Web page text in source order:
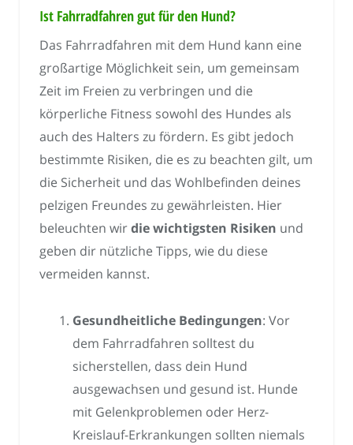
Ist Fahrradfahren gut für den Hund?
Das Fahrradfahren mit dem Hund kann eine
großartige Möglichkeit sein, um gemeinsam
Zeit im Freien zu verbringen und die
körperliche Fitness sowohl des Hundes als
auch des Halters zu fördern. Es gibt jedoch
bestimmte Risiken, die es zu beachten gilt, um
die Sicherheit und das Wohlbefinden deines
pelzigen Freundes zu gewährleisten. Hier
beleuchten wirdie wichtigsten Risiken und
geben dir nützliche Tipps, wie du diese
vermeiden kannst.
Gesundheitliche Bedingungen: Vor
dem Fahrradfahren solltest du
sicherstellen, dass dein Hund
ausgewachsen und gesund ist. Hunde
mit Gelenkproblemen oder Herz-
Kreislauf-Erkrankungen sollten niemals